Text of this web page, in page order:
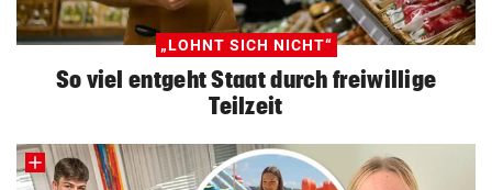
„LOHNT SICH NICHT“
So viel entgeht Staat durch freiwillige
Teilzeit